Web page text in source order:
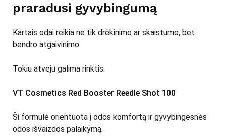
praradusi gyvybingumą
Kartais odai reikia ne tik drėkinimo ar skaistumo, bet
bendro atgaivinimo.
Tokiu atveju galima rinktis:
VT Cosmetics Red Booster Reedle Shot 100
Ši formulė orientuota į odos komfortą ir gyvybingesnės
odos išvaizdos palaikymą.